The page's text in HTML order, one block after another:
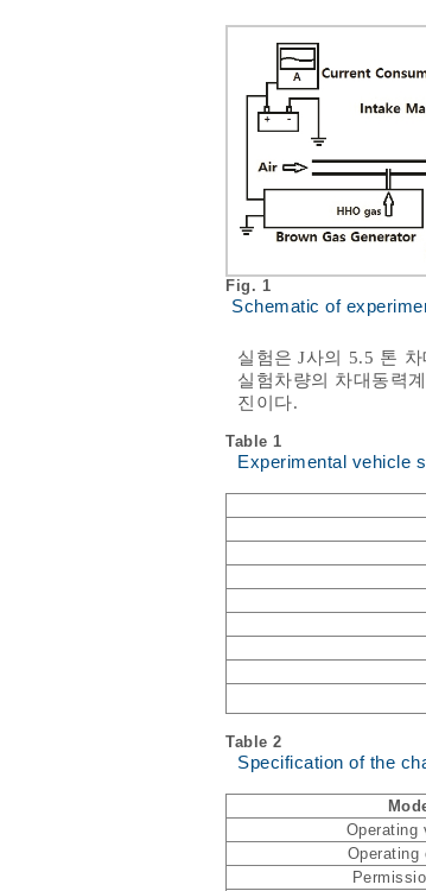
Fig. 1
Schematic of
실험은 J사의 5.5 톤
실험차량의 차대동력
진이다.
Table 1
Experimental vehicle
Table 2
Specification of the
Operating
Operating